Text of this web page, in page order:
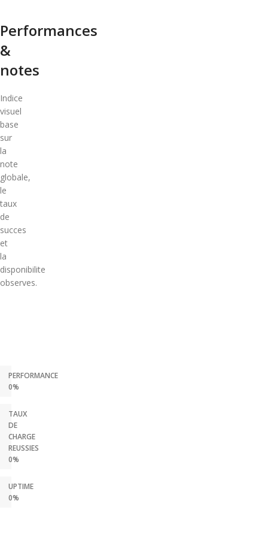
Performances
&
notes
Indice
visuel
base
sur
la
note
globale,
le
taux
de
succes
et
la
disponibilite
observes.
PERFORMANCE
0%
TAUX
DE
CHARGE
REUSSIES
0%
UPTIME
0%